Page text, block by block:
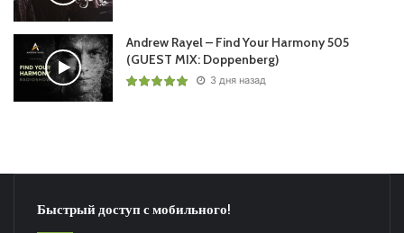
Andrew Rayel – Find Your Harmony 505
(GUEST MIX: Doppenberg)
3 дня назад
Быстрый доступ с мобильного!